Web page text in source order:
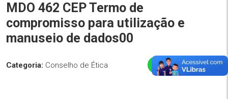
MDO 462 CEP Termo de
compromisso para utilização e
manuseio de dados00
Categoria: Conselho de Ética